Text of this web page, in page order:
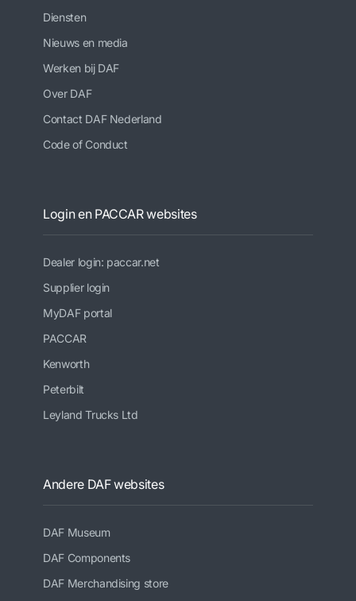
Diensten
Nieuws en media
Werken bij DAF
Over DAF
Contact DAF Nederland
Code of Conduct
Login en PACCAR websites
Dealer login: paccar.net
Supplier login
MyDAF portal
PACCAR
Kenworth
Peterbilt
Leyland Trucks Ltd
Andere DAF websites
DAF Museum
DAF Components
DAF Merchandising store